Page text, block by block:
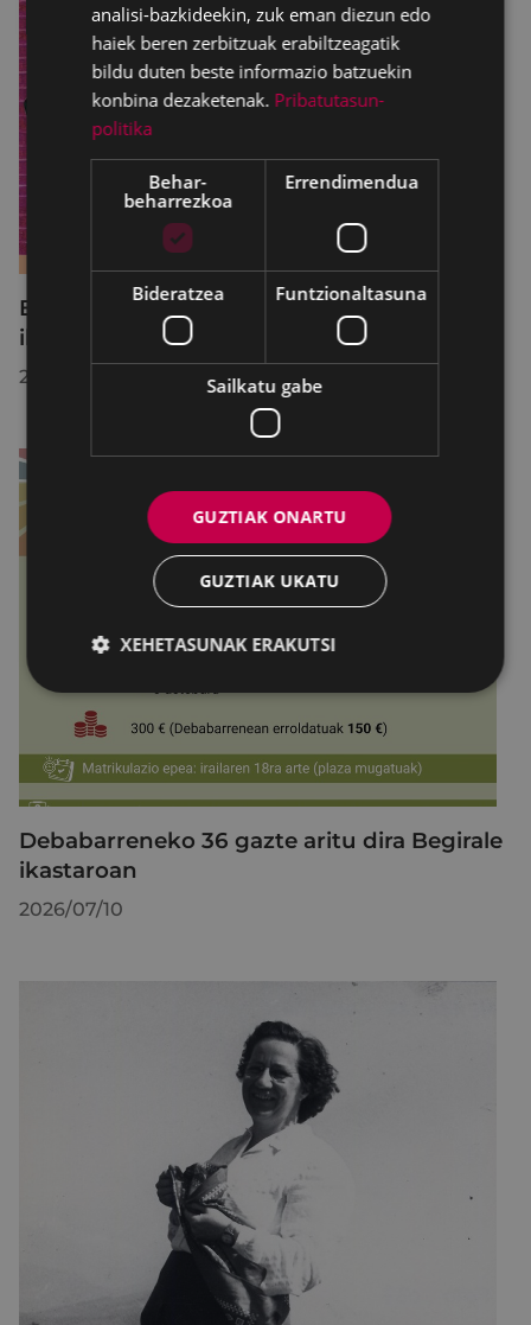
B2 eta C1 mailetako azterketak prestatzeko
ikastaro laburra Udal Euskaltegian
2026/07/13
Debabarreneko 36 gazte aritu dira Begirale
ikastaroan
2026/07/10
analisi-bazkideekin, zuk eman diezun edo
haiek beren zerbitzuak erabiltzeagatik
bildu duten beste informazio batzuekin
konbina dezaketenak. Pribatutasun-
politika
Behar-
beharrezkoa
Errendimendua
Bideratzea Funtzionaltasuna
Sailkatu gabe
GUZTIAK ONARTU
GUZTIAK UKATU
XEHETASUNAK ERAKUTSI